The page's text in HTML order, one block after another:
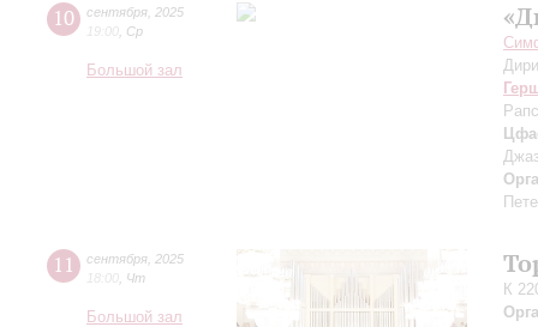
10 сентября 2025
19:00 Ср
Большой зал
11 сентября 2025
18:00 Чт
Большой зал
К